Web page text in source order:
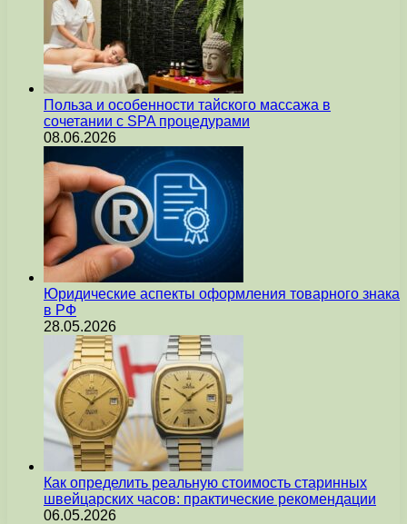
Польза и особенности тайского массажа в
сочетании с SPA процедурами
08.06.2026
Юридические аспекты оформления товарного знака
в РФ
28.05.2026
Как определить реальную стоимость старинных
швейцарских часов: практические рекомендации
06.05.2026